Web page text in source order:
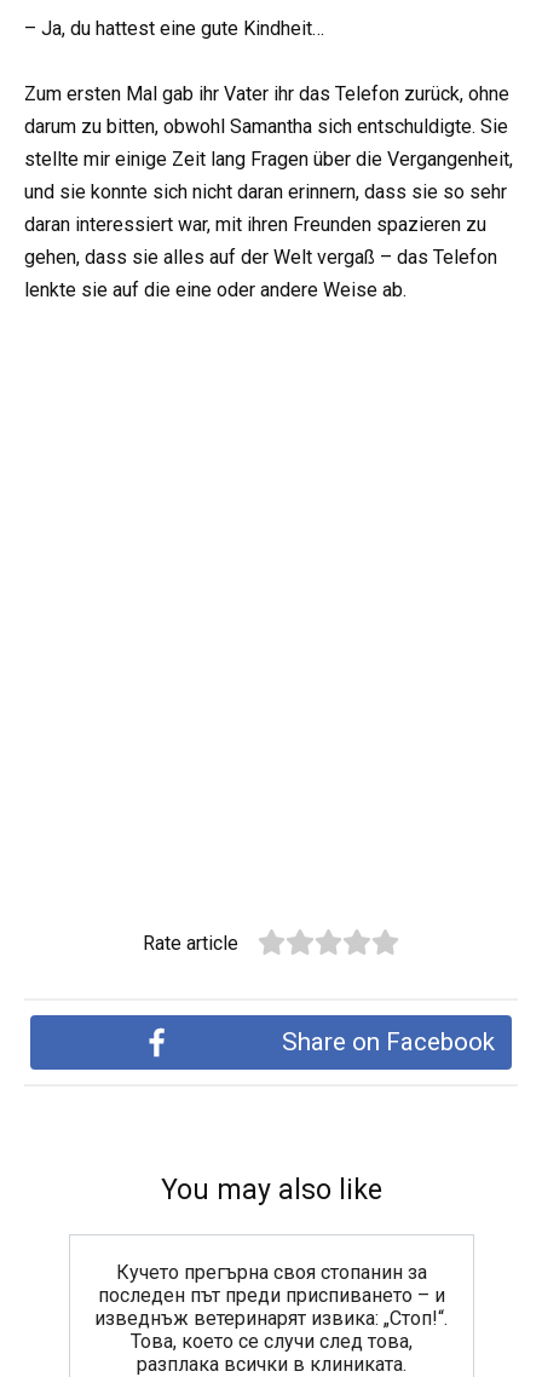
– Ja, du hattest eine gute Kindheit…
Zum ersten Mal gab ihr Vater ihr das Telefon zurück, ohne
darum zu bitten, obwohl Samantha sich entschuldigte. Sie
stellte mir einige Zeit lang Fragen über die Vergangenheit,
und sie konnte sich nicht daran erinnern, dass sie so sehr
daran interessiert war, mit ihren Freunden spazieren zu
gehen, dass sie alles auf der Welt vergaß – das Telefon
lenkte sie auf die eine oder andere Weise ab.
Rate article
Share on Facebook
You may also like
Кучето прегърна своя стопанин за
последен път преди приспиването – и
изведнъж ветеринарят извика: „Стоп!“.
Това, което се случи след това,
разплака всички в клиниката.